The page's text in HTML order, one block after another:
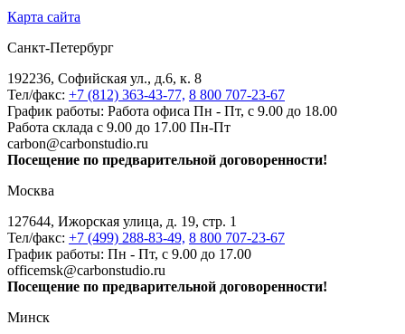
Карта сайта
Санкт-Петербург
192236, Софийская ул., д.6, к. 8
Тел/факс: +7 (812) 363-43-77, 8 800 707-23-67
График работы: Работа офиса Пн - Пт, с 9.00 до 18.00
Работа склада с 9.00 до 17.00 Пн-Пт
carbon@carbonstudio.ru
Посещение по предварительной договоренности!
Москва
127644, Ижорская улица, д. 19, стр. 1
Тел/факс: +7 (499) 288-83-49, 8 800 707-23-67
График работы: Пн - Пт, с 9.00 до 17.00
officemsk@carbonstudio.ru
Посещение по предварительной договоренности!
Минск